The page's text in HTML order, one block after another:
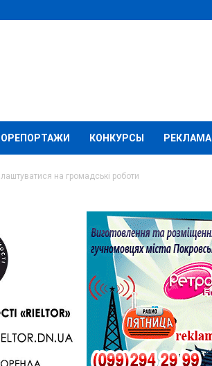
КОНКУРСЫ РЕКЛАМА
на громадські роботи
можуть
роботи